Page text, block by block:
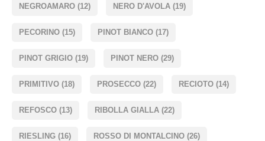
NEGROAMARO (12) NERO D'AVOLA (19)
PECORINO (15) PINOT BIANCO (17)
PINOT GRIGIO (19) PINOT NERO (29)
PRIMITIVO (18) PROSECCO (22) RECIOTO (14)
REFOSCO (13) RIBOLLA GIALLA (22)
RIESLING (16) ROSSO DI MONTALCINO (26)